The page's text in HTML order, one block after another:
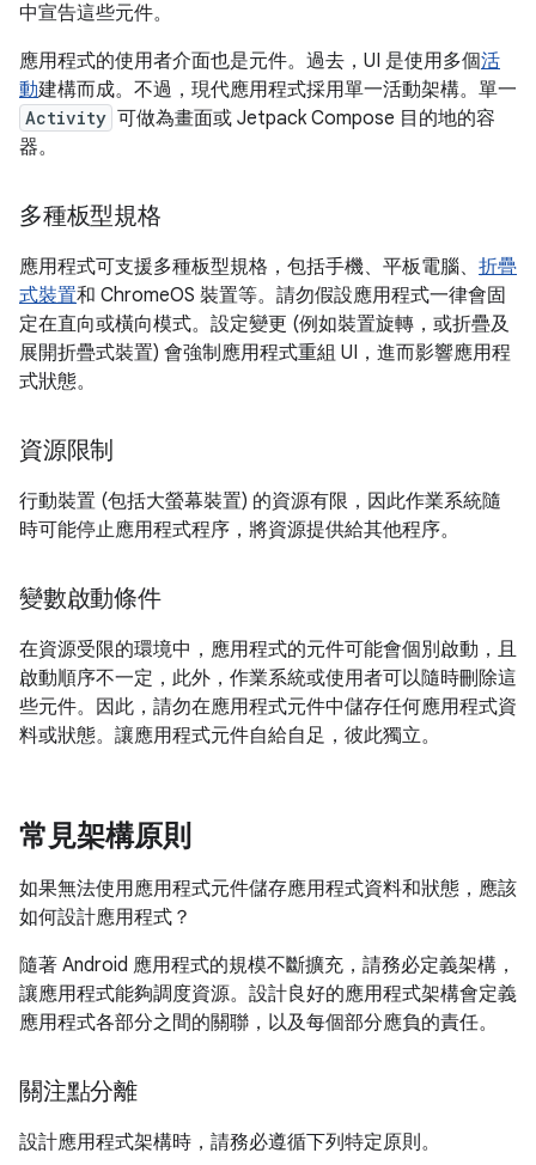
中宣告這些元件。
應用程式的使用者介面也是元件。過去，UI 是使用多個活
動建構而成。不過，現代應用程式採用單一活動架構。單一
Activity 可做為畫面或 Jetpack Compose 目的地的容
器。
多種板型規格
應用程式可支援多種板型規格，包括手機、平板電腦、 折疊
式裝置和 ChromeOS 裝置等。請勿假設應用程式一律會固
定在直向或橫向模式。設定變更 (例如裝置旋轉，或折疊及
展開折疊式裝置) 會強制應用程式重組 UI，進而影響應用程
式狀態。
資源限制
行動裝置 (包括大螢幕裝置) 的資源有限，因此作業系統隨
時可能停止應用程式程序，將資源提供給其他程序。
變數啟動條件
在資源受限的環境中，應用程式的元件可能會個別啟動，且
啟動順序不一定，此外，作業系統或使用者可以隨時刪除這
些元件。因此，請勿在應用程式元件中儲存任何應用程式資
料或狀態。讓應用程式元件自給自足，彼此獨立。
常見架構原則
如果無法使用應用程式元件儲存應用程式資料和狀態，應該
如何設計應用程式？
隨著 Android 應用程式的規模不斷擴充，請務必定義架構，
讓應用程式能夠調度資源。設計良好的應用程式架構會定義
應用程式各部分之間的關聯，以及每個部分應負的責任。
關注點分離
設計應用程式架構時，請務必遵循下列特定原則。